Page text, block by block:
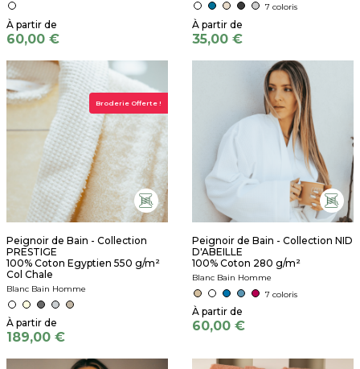
60,00 €
7 coloris
35,00 €
Broderie Offerte !
Peignoir de Bain - Collection
PRESTIGE
100% Coton Egyptien 550 g/m²
Col Chale
Blanc Bain Homme
189,00 €
Peignoir de Bain - Collection NID
D'ABEILLE
100% Coton 280 g/m²
Blanc Bain Homme
7 coloris
60,00 €